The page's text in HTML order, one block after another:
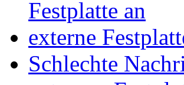
Festplatte an
externe
Schlechte